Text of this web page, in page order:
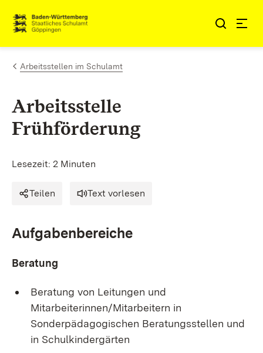
Zum Inhalt springen
Link zur Startseite
Arbeitsstellen im Schulamt
Arbeitsstelle
Frühförderung
Lesezeit: 2 Minuten
Teilen Text vorlesen
Aufgabenbereiche
Beratung
Beratung von Leitungen und
Mitarbeiterinnen/Mitarbeitern in
Sonderpädagogischen Beratungsstellen und
in Schulkindergärten